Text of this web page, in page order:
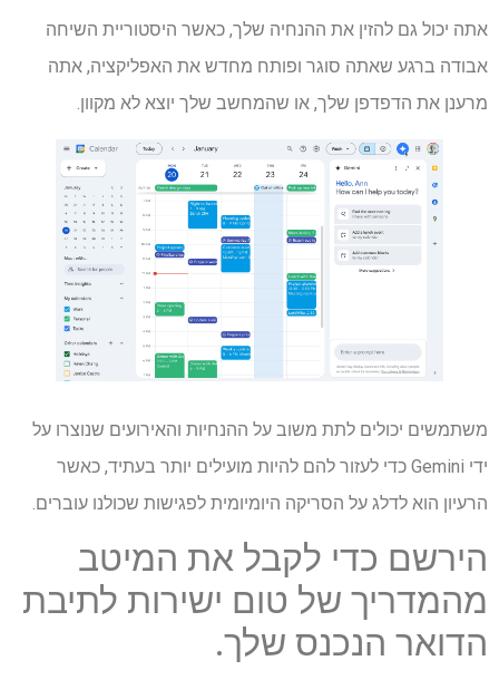
אתה יכול גם להזין את ההנחיה שלך, כאשר היסטוריית השיחה
אבודה ברגע שאתה סוגר ופותח מחדש את האפליקציה, אתה
מרענן את הדפדפן שלך, או שהמחשב שלך יוצא לא מקוון.
משתמשים יכולים לתת משוב על ההנחיות והאירועים שנוצרו על
ידי Gemini כדי לעזור להם להיות מועילים יותר בעתיד, כאשר
הרעיון הוא לדלג על הסריקה היומיומית לפגישות שכולנו עוברים.
הירשם כדי לקבל את המיטב
מהמדריך של טום ישירות לתיבת
הדואר הנכנס שלך.